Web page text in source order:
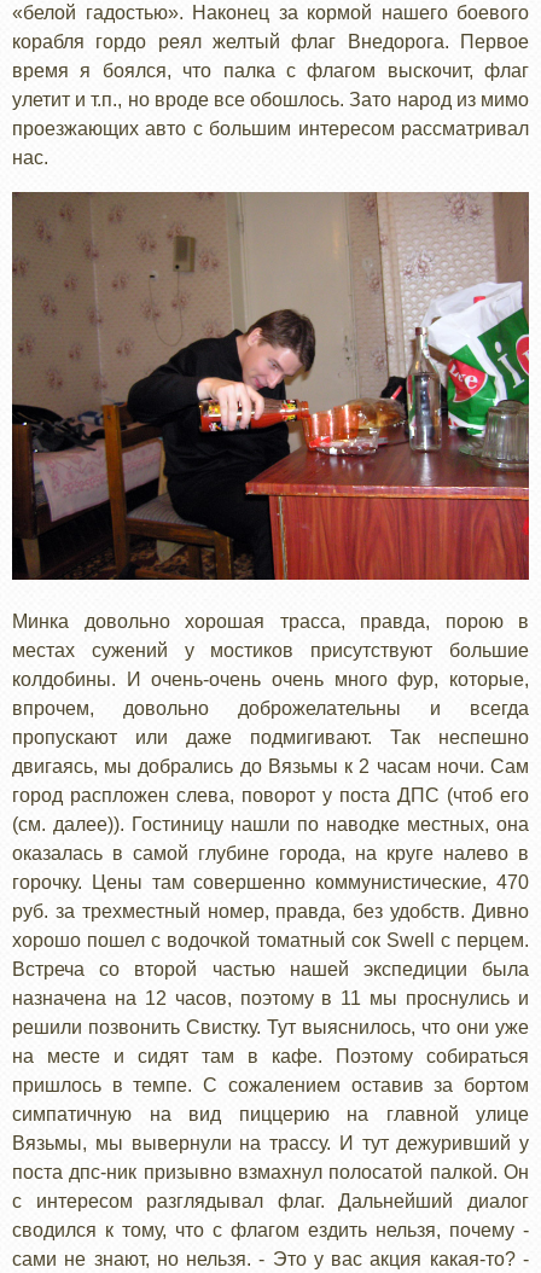
«белой гадостью». Наконец за кормой нашего боевого
корабля гордо реял желтый флаг Внедорога. Первое
время я боялся, что палка с флагом выскочит, флаг
улетит и т.п., но вроде все обошлось. Зато народ из мимо
проезжающих авто с большим интересом рассматривал
нас.
Минка довольно хорошая трасса, правда, порою в
местах сужений у мостиков присутствуют большие
колдобины. И очень-очень очень много фур, которые,
впрочем, довольно доброжелательны и всегда
пропускают или даже подмигивают. Так неспешно
двигаясь, мы добрались до Вязьмы к 2 часам ночи. Сам
город распложен слева, поворот у поста ДПС (чтоб его
(см. далее)). Гостиницу нашли по наводке местных, она
оказалась в самой глубине города, на круге налево в
горочку. Цены там совершенно коммунистические, 470
руб. за трехместный номер, правда, без удобств. Дивно
хорошо пошел с водочкой томатный сок Swell с перцем.
Встреча со второй частью нашей экспедиции была
назначена на 12 часов, поэтому в 11 мы проснулись и
решили позвонить Свистку. Тут выяснилось, что они уже
на месте и сидят там в кафе. Поэтому собираться
пришлось в темпе. С сожалением оставив за бортом
симпатичную на вид пиццерию на главной улице
Вязьмы, мы вывернули на трассу. И тут дежуривший у
поста дпс-ник призывно взмахнул полосатой палкой. Он
с интересом разглядывал флаг. Дальнейший диалог
сводился к тому, что с флагом ездить нельзя, почему -
сами не знают, но нельзя. - Это у вас акция какая-то? -